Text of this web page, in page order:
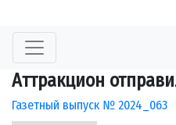
Аттракцион
Газетный выпуск № 2024_063